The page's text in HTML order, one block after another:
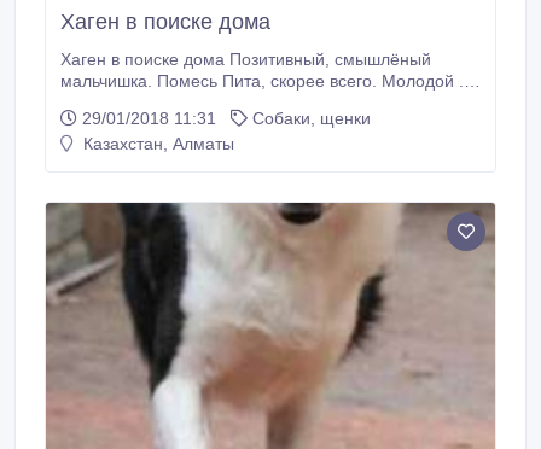
Хаген в поиске дома
Хаген в поиске дома Позитивный, смышлёный
мальчишка. Помесь Пита, скорее всего. Молодой .
для него. Пёс очень доверчив, в тоже время
осторожничает. Кастрированным. Есть вет паспорт.
правом не навязчиво интересоваться его судьбой.
29/01/2018 11:31
Собаки, щенки
Казахстан, Алматы